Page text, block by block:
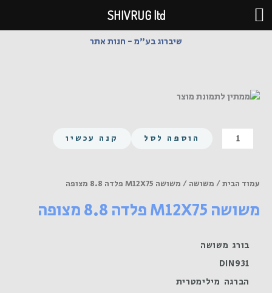
דילוג
לתוכן
שיברוג בע"מ - חנות אתר
כמות
של
8.8
הוספה לסל קנה עכשיו
עמוד הבית/ משושה / משושה M12X75 פלדה 8.8 מצופה
משושה M12X75 פלדה 8.8 מצופה
בורג משושה
DIN931
הברגה מילימטרית
SHIVRUG ltd